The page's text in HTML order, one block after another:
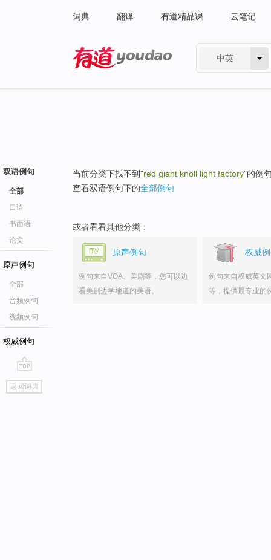
词典 翻译 有道精品课 云笔记
中英
双语例句
全部
口语
书面语
论文
原声例句
全部
音频例句
视频例句
权威例句
go
top
返回词典
当前分类下找不到"red giant knoll light factory"的例
查看双语例句下的全部例句
或者看看其他分类：
原声例句
例句来自VOA、美剧等，您可以边
看美剧边学地道的美语。
权威
例句来自权威英文
等，提供最专业的